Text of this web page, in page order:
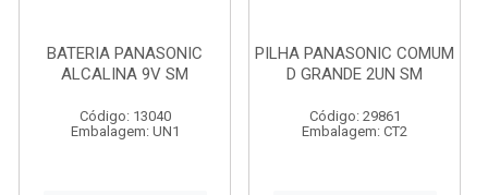
BATERIA PANASONIC
ALCALINA 9V SM
Código: 13040
Embalagem: UN1
PILHA PANASONIC COMUM
D GRANDE 2UN SM
Código: 29861
Embalagem: CT2